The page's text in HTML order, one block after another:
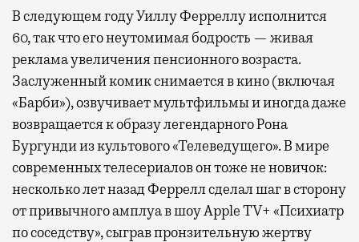
В следующем году Уиллу Ферреллу исполнится
60, так что его неутомимая бодрость — живая
реклама увеличения пенсионного возраста.
Заслуженный комик снимается в кино (включая
«Барби»), озвучивает мультфильмы и иногда даже
возвращается к образу легендарного Рона
Бургунди из культового «Телеведущего». В мире
современных телесериалов он тоже не новичок:
несколько лет назад Феррелл сделал шаг в сторону
от привычного амплуа в шоу Apple TV+ «Психиатр
по соседству», сыграв пронзительную жертву